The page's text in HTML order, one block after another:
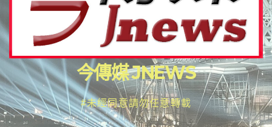
今傳媒 JNEWS
#未經同意請勿任意轉載